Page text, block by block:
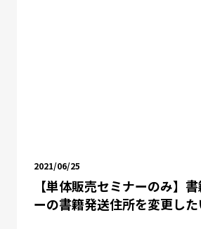
2021/06/25
【単体販売セミナーのみ】
ーの書籍発送住所を変更した